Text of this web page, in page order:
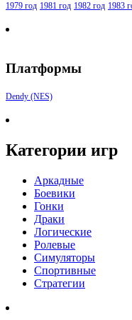
1979 год 1981 год 1982 год 1983
Платформы
Dendy (NES)
Категории игр
Аркадные
Боевики
Гонки
Драки
Логические
Ролевые
Симуляторы
Спортивные
Стратегии